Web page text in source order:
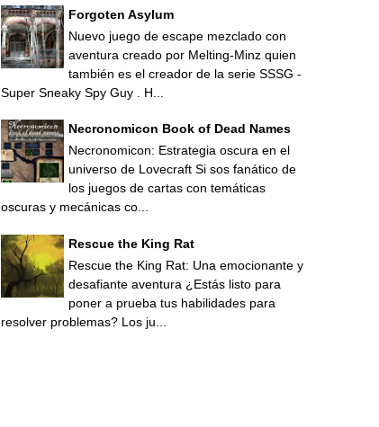
Forgoten Asylum
Nuevo juego de escape mezclado con
aventura creado por Melting-Minz quien
también es el creador de la serie SSSG -
Super Sneaky Spy Guy . H...
Necronomicon Book of Dead Names
Necronomicon: Estrategia oscura en el
universo de Lovecraft Si sos fanático de
los juegos de cartas con temáticas
oscuras y mecánicas co...
Rescue the King Rat
Rescue the King Rat: Una emocionante y
desafiante aventura ¿Estás listo para
poner a prueba tus habilidades para
resolver problemas? Los ju...